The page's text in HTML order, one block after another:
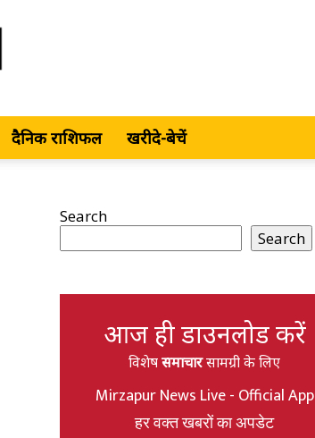
दैनिक राशिफल खरीदे-बेचें
Search
Search
आज ही डाउनलोड करें
विशेषसमाचारसामग्री के लिए
Mirzapur News Live - Official App
हर वक्त खबरों का अपडेट